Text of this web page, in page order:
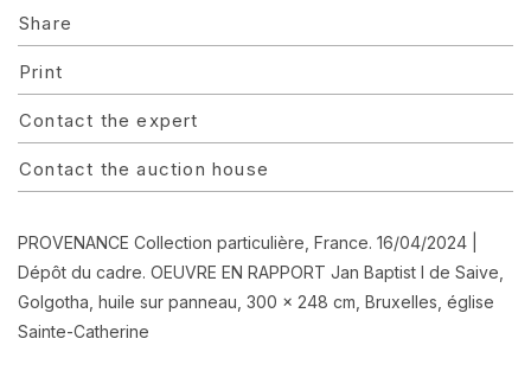
Share
Print
Contact the expert
Contact the auction house
PROVENANCE Collection particulière, France. 16/04/2024 |
Dépôt du cadre. OEUVRE EN RAPPORT Jan Baptist I de Saive,
Golgotha, huile sur panneau, 300 x 248 cm, Bruxelles, église
Sainte-Catherine